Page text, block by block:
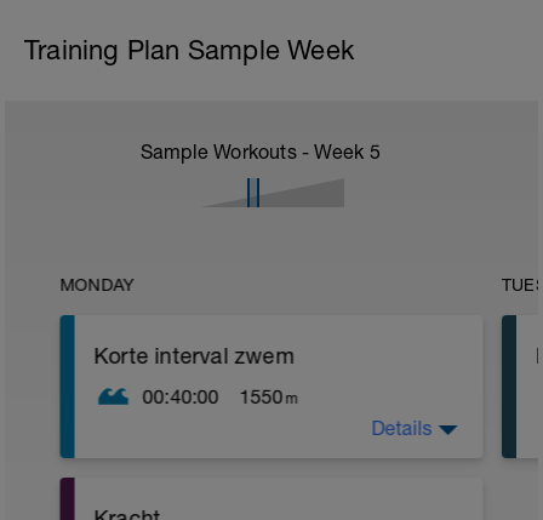
Training Plan Sample Week
Sample Workouts - Week 5
MONDAY
Korte interval zwem
00:40:00 1550 m
Details